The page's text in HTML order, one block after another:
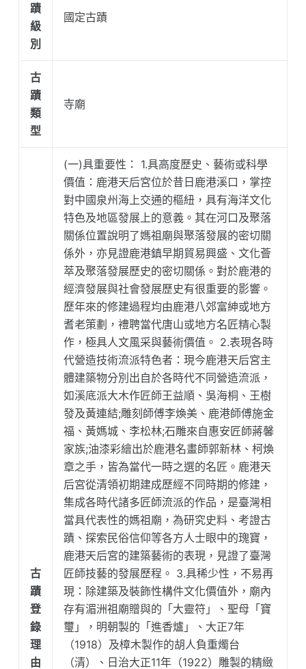
蹟
級
別
國定古蹟
古
蹟
類
型
寺廟
古
蹟
登
錄
理
由
(一)具重要性： 1.具高度歷史、藝術或科學
價值：鹿港天后宮位於昔日鹿港溪口，掌控
對中國泉州海上交通的樞紐，具有海洋文化
特色及地區發展上的意義。其在河口及聚落
關係位置說明了媽祖廟與聚落發展的密切關
係外，亦見證鹿港鎮早期貿易興盛、文化薈
萃及聚落發展歷史的密切關係。對於鹿港的
經濟發展與社會發展歷史有很重要的影響。
歷年來的修建過程均由鹿港八郊富紳或地方
耆老策劃，禮聘當代唐山或地方名匠精心製
作，極具人文風采與藝術價值。 2.表現各時
代營造技術流派特色者：現今鹿港天后宮主
體建築物分別出自於各時代不同營造流派，
如溪底派大木作匠師王益順、吳海桐、王樹
發及黃連結;雕刻師傅李煥美、鹿港師傅施金
福、黃媽城、李松林;石雕來自惠安匠師蔣馨
家族;油漆彩繪出於鹿港名畫師郭新林、柯煥
章之手，皆為當代一時之選的名匠。鹿港天
后宮從清領初期建成歷經不同時期的修建，
集成各時代諸多匠師流派的作品，是臺灣相
當具代表性的媽祖廟，為研究史料、考證古
蹟、探索民俗信仰等各方人士眼中的瑰寶，
鹿港天后宮的建築藝術的表現，見證了臺灣
匠師技藝的發展歷程。 3.具稀少性，不易再
現：除建築及裝飾性構件文化價值外，廟內
存有湄洲祖廟贈與的「大靈符」、聖母「寶
璽」，明朝製的「進香爐」、大正7年
（1918）及樟木製作的胡人負重燭台
（清）、日治大正11年（1922）雕製的精緻